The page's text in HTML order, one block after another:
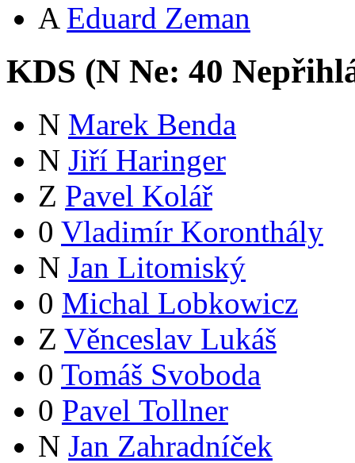
A Eduard Zeman
KDS (N Ne: 40
N Marek Benda
N Jiří Haringer
Z Pavel Kolář
0 Vladimír Koronthály
N Jan Litomiský
0 Michal Lobkowicz
Z Věnceslav Lukáš
0 Tomáš Svoboda
0 Pavel Tollner
N Jan Zahradníček